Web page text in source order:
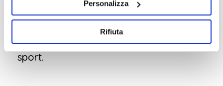
Personalizza
Rifiuta
possono intraprendere per costruire una
carriera di successo, in particolare nel
dinamico e affascinante settore dello
sport.